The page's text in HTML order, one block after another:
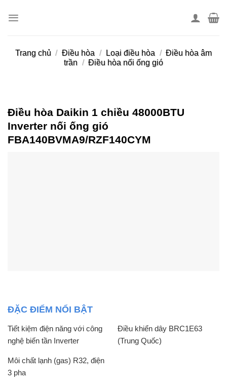
Trang chủ / Điều hòa / Loại điều hòa / Điều hòa âm
trần / Điều hòa nối ống gió
Điều hòa Daikin 1 chiều 48000BTU
Inverter nối ống gió
FBA140BVMA9/RZF140CYM
ĐẶC ĐIỂM NỔI BẬT
Tiết kiệm điện năng với công
nghệ biến tần Inverter
Điều khiển dây BRC1E63
(Trung Quốc)
Môi chất lạnh (gas) R32, điện
3 pha